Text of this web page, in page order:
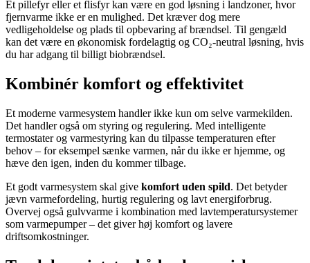
Et pillefyr eller et flisfyr kan være en god løsning i landzoner, hvor
fjernvarme ikke er en mulighed. Det kræver dog mere
vedligeholdelse og plads til opbevaring af brændsel. Til gengæld
kan det være en økonomisk fordelagtig og CO₂-neutral løsning, hvis
du har adgang til billigt biobrændsel.
Kombinér komfort og effektivitet
Et moderne varmesystem handler ikke kun om selve varmekilden.
Det handler også om styring og regulering. Med intelligente
termostater og varmestyring kan du tilpasse temperaturen efter
behov – for eksempel sænke varmen, når du ikke er hjemme, og
hæve den igen, inden du kommer tilbage.
Et godt varmesystem skal give komfort uden spild. Det betyder
jævn varmefordeling, hurtig regulering og lavt energiforbrug.
Overvej også gulvvarme i kombination med lavtemperatursystemer
som varmepumper – det giver høj komfort og lavere
driftsomkostninger.